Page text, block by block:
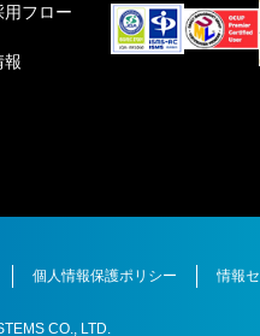
フロー
報
個人情報保護ポリシー 情報
CO., LTD.